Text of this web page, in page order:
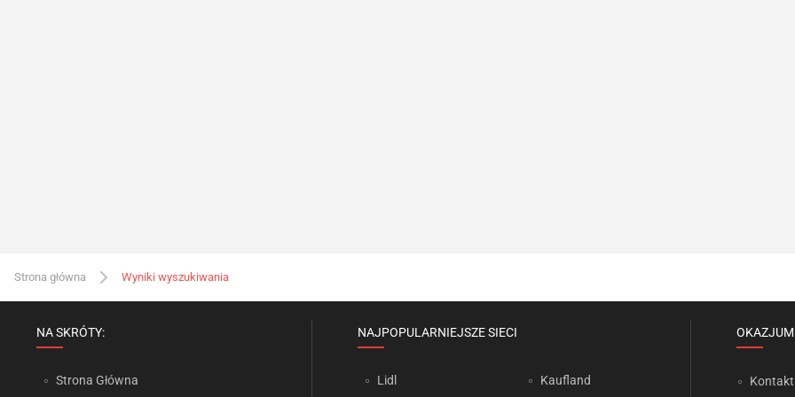
Strona główna Wyniki wyszukiwania
NA SKRÓTY:
Strona Główna
NAJPOPULARNIEJSZE SIECI
Lidl Kaufland Kontakt